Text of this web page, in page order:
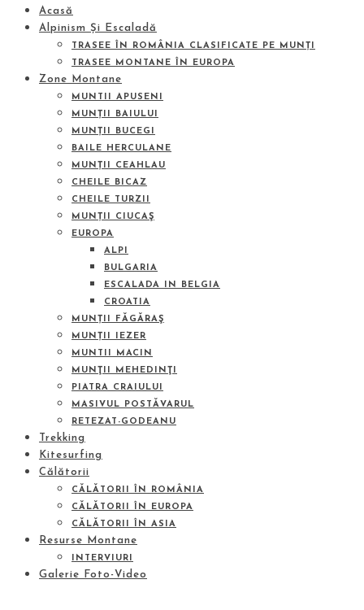
Acasă
Alpinism Și Escaladă
TRASEE ÎN ROMÂNIA CLASIFICATE PE MUNȚI
TRASEE MONTANE ÎN EUROPA
Zone Montane
MUNTII APUSENI
MUNȚII BAIULUI
MUNȚII BUCEGI
BAILE HERCULANE
MUNȚII CEAHLAU
CHEILE BICAZ
CHEILE TURZII
MUNȚII CIUCAŞ
EUROPA
ALPI
BULGARIA
ESCALADA IN BELGIA
CROATIA
MUNȚII FĂGĂRAŞ
MUNȚII IEZER
MUNTII MACIN
MUNŢII MEHEDINŢI
PIATRA CRAIULUI
MASIVUL POSTĂVARUL
RETEZAT-GODEANU
Trekking
Kitesurfing
Călătorii
CĂLĂTORII ÎN ROMÂNIA
CĂLĂTORII ÎN EUROPA
CĂLĂTORII ÎN ASIA
Resurse Montane
INTERVIURI
Galerie Foto-Video